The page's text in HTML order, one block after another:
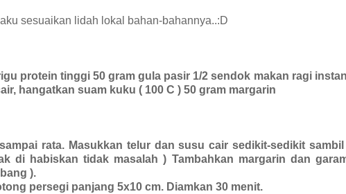
sesuaikan lidah lokal bahan-bahannya..:D
protein tinggi 50 gram gula pasir 1/2 sendok makan ragi
hangatkan suam kuku ( 100 C ) 50 gram margarin
rata. Masukkan telur dan susu cair sedikit-sedikit
di habiskan tidak masalah ) Tambahkan margarin dan
).
persegi panjang 5x10 cm. Diamkan 30 menit.